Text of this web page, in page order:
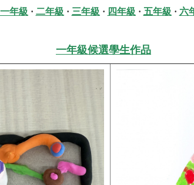
一年級 · 二年級 · 三年級 · 四年級 · 五年級 · 六
一年級候選學生作品